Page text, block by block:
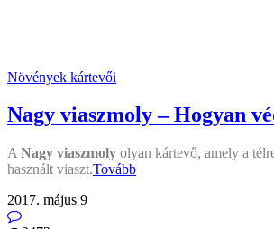
Növények kártevői
Nagy viaszmoly – Hogyan
A Nagy viaszmoly olyan kártevő, amely a
használt viaszt.Tovább
2017. május 9